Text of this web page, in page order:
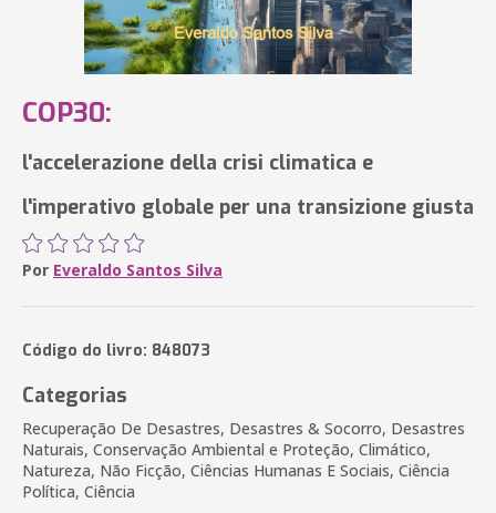
COP30:
l'accelerazione della crisi climatica e
l'imperativo globale per una transizione giusta
Por Everaldo Santos Silva
Código do livro: 848073
Categorias
Recuperação De Desastres, Desastres & Socorro, Desastres
Naturais, Conservação Ambiental e Proteção, Climático,
Natureza, Não Ficção, Ciências Humanas E Sociais, Ciência
Política, Ciência